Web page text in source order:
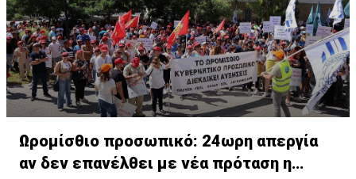
Ωρομίσθιο προσωπικό: 24ωρη απεργία
αν δεν επανέλθει με νέα πρόταση η